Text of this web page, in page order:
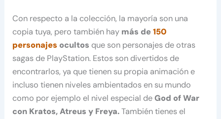
Con respecto a la colección, la mayoría son una
copia tuya, pero también hay más de150
personajes ocultos que son personajes de otras
sagas de PlayStation. Estos son divertidos de
encontrarlos, ya que tienen su propia animación e
incluso tienen niveles ambientados en su mundo
como por ejemplo el nivel especial deGod of War
con Kratos, Atreus y Freya.También tienes el